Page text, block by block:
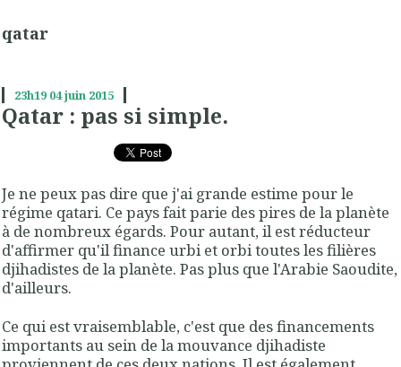
qatar
23h19 04juin 2015
Qatar : pas si simple.
Je ne peux pas dire que j'ai grande estime pour le
régime qatari. Ce pays fait parie des pires de la planète
à de nombreux égards. Pour autant, il est réducteur
d'affirmer qu'il finance urbi et orbi toutes les filières
djihadistes de la planète. Pas plus que l'Arabie Saoudite,
d'ailleurs.
Ce qui est vraisemblable, c'est que des financements
importants au sein de la mouvance djihadiste